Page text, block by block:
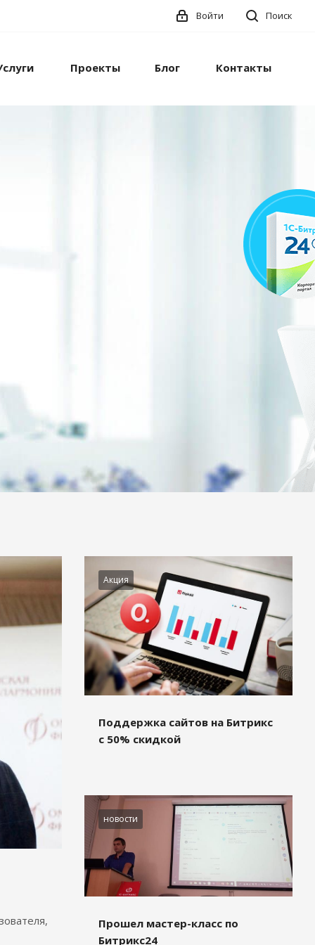
Поиск
Войти
Проекты Блог Контакты
Акция
Поддержка сайтов на Битрикс
с 50% скидкой
новости
Прошел мастер-класс по
Битрикс24